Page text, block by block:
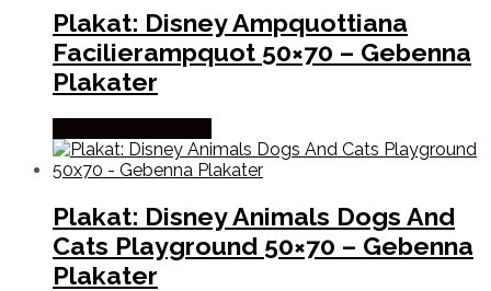
Plakat: Disney Ampquottiana
Facilierampquot 50×70 – Gebenna
Plakater
Plakat: Disney Animals Dogs And
Cats Playground 50×70 – Gebenna
Plakater